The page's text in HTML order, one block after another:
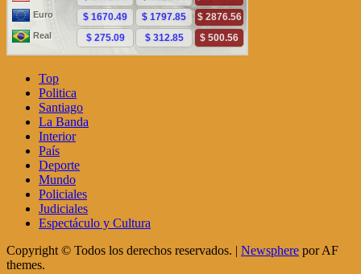
Top
Politica
Santiago
La Banda
Interior
País
Deporte
Mundo
Policiales
Judiciales
Espectáculo y Cultura
Copyright © Todos los derechos reservados. | Newsphere por AF
themes.